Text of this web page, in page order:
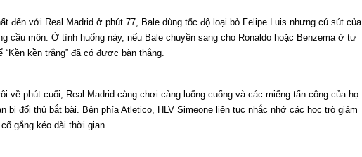
đến với Real Madrid ở phút 77, Bale dùng tốc độ loại bỏ Felipe Luis nhưng cú sút của
cầu môn. Ở tình huống này, nếu Bale chuyền sang cho Ronaldo hoặc Benzema ở tư
kền trắng” đã có được bàn thắng.
về phút cuối, Real Madrid càng chơi càng luống cuống và các miếng tấn công của họ
bị đối thủ bắt bài. Bên phía Atletico, HLV Simeone liên tục nhắc nhớ các học trò giảm
gắng kéo dài thời gian.